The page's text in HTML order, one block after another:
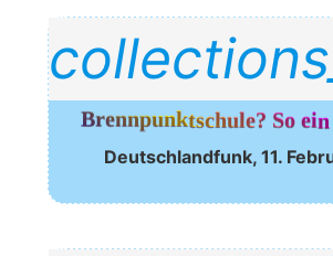
Brennpunktschule? So
Deutsch­land­funk, 11.